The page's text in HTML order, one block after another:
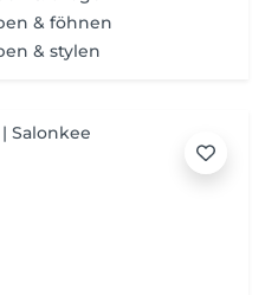
& föhnen
& stylen